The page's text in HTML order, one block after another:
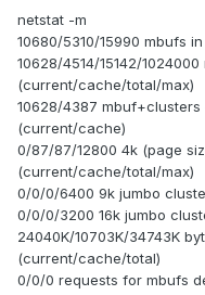
netstat -m
10680/5310/15990 mbufs
10628/4514/15142/
(current/cache/total/max)
10628/4387
(current/cache)
0/87/87/12800 4k (page
(current/cache/total/max)
0/0/0/6400 9k jumbo
0/0/0/3200 16k jumbo
24040K/10703K/34743K
(current/cache/total)
0/0/0 requests for mbufs